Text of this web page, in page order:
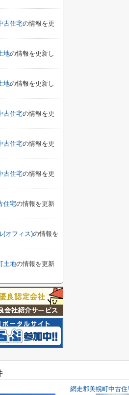
古住宅の情報を更
地の情報を更新し
地の情報を更新し
古住宅の情報を更
古住宅の情報を更
古住宅の情報を更
住宅の情報を更新
(オフィス)の情報を
土地の情報を更新
網走郡美幌町中古住